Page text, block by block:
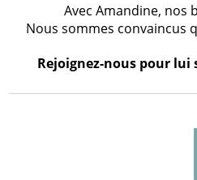
Avec Amandine,
Nous sommes convaincus
Rejoignez-nous pour lui